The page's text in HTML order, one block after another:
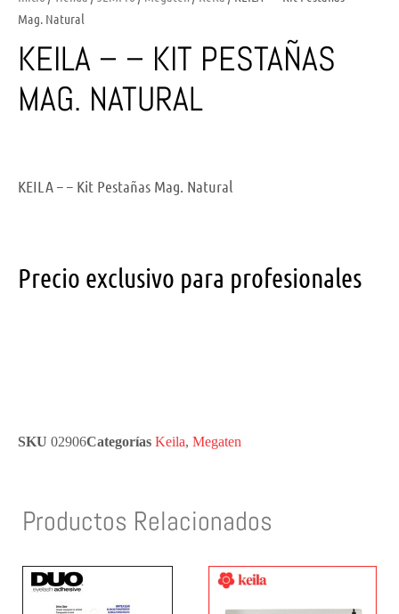
Mag. Natural
KEILA – – KIT PESTAÑAS
MAG. NATURAL
KEILA – – Kit Pestañas Mag. Natural
Precio exclusivo para profesionales
SKU 02906Categorías Keila, Megaten
Productos Relacionados